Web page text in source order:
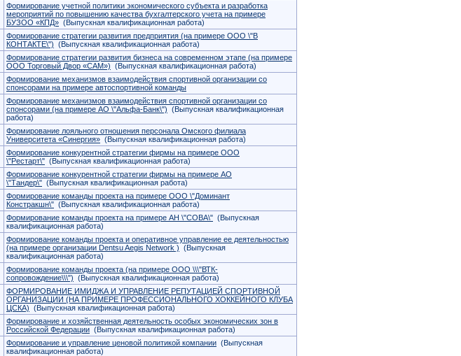
Формирование учетной политики экономического субъекта и разработка
мероприятий по повышению качества бухгалтерского учета на примере
БУЗОО «КПД» (Выпускная квалификационная работа)
Формирование стратегии развития предприятия (на примере ООО \"В
КОНТАКТЕ\") (Выпускная квалификационная работа)
Формирование стратегии развития бизнеса на современном этапе (на примере
ООО Торговый Двор «САМ») (Выпускная квалификационная работа)
Формирование механизмов взаимодействия спортивной организации со
спонсорами на примере автоспортивной команды
Формирование механизмов взаимодействия спортивной организации со
спонсорами (на примере АО \"Альфа-Банк\") (Выпускная квалификационная
работа)
Формирование лояльного отношения персонала Омского филиала
Университета «Синергия» (Выпускная квалификационная работа)
Формирование конкурентной стратегии фирмы на примере ООО
\"Рестарт\" (Выпускная квалификационная работа)
Формирование конкурентной стратегии фирмы на примере АО
\"Тандер\" (Выпускная квалификационная работа)
Формирование команды проекта на примере ООО \"Доминант
Констракшн\" (Выпускная квалификационная работа)
Формирование команды проекта на примере АН \"СОВА\" (Выпускная
квалификационная работа)
Формирование команды проекта и оперативное управление ее деятельностью
(на примере организации Dentsu Aegis Network ) (Выпускная
квалификационная работа)
Формирование команды проекта (на примере ООО \\\"ВТК-
сопровождение\\\") (Выпускная квалификационная работа)
ФОРМИРОВАНИЕ ИМИДЖА И УПРАВЛЕНИЕ РЕПУТАЦИЕЙ СПОРТИВНОЙ
ОРГАНИЗАЦИИ (НА ПРИМЕРЕ ПРОФЕССИОНАЛЬНОГО ХОККЕЙНОГО КЛУБА
ЦСКА) (Выпускная квалификационная работа)
Формирование и хозяйственная деятельность особых экономических зон в
Российской Федерации (Выпускная квалификационная работа)
Формирование и управление ценовой политикой компании (Выпускная
квалификационная работа)